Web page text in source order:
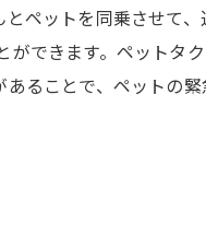
ペットを同乗させて
できます。ペットタ
ることで、ペットの緊